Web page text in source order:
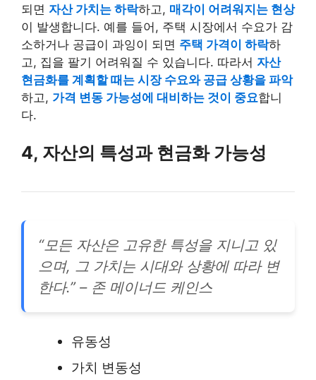
되면 자산 가치는 하락하고, 매각이 어려워지는 현상
이 발생합니다. 예를 들어, 주택 시장에서 수요가 감
소하거나 공급이 과잉이 되면 주택 가격이 하락하
고, 집을 팔기 어려워질 수 있습니다. 따라서 자산
현금화를 계획할 때는 시장 수요와 공급 상황을 파악
하고, 가격 변동 가능성에 대비하는 것이 중요합니
다.
4, 자산의 특성과 현금화 가능성
“모든 자산은 고유한 특성을 지니고 있
으며, 그 가치는 시대와 상황에 따라 변
한다.” – 존 메이너드 케인스
유동성
가치 변동성